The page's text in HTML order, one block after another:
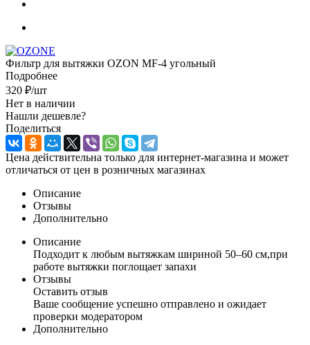
Фильтр для вытяжки OZON MF-4 угольный
Подробнее
320 ₽/шт
Нет в наличии
Нашли дешевле?
Поделиться
Цена действительна только для интернет-магазина и может
отличаться от цен в розничных магазинах
Описание
Отзывы
Дополнительно
Описание
Подходит к любым вытяжкам шириной 50–60 см,при
работе вытяжки поглощает запахи
Отзывы
Оставить отзыв
Ваше сообщение успешно отправлено и ожидает
проверки модератором
Дополнительно